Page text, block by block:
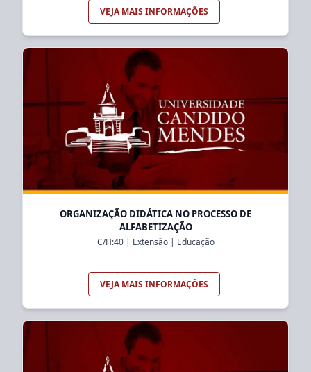
VEJA MAIS INFORMAÇÕES
ORGANIZAÇÃO DIDÁTICA NO PROCESSO DE
ALFABETIZAÇÃO
C/H:40| Extensão| Educação
VEJA MAIS INFORMAÇÕES